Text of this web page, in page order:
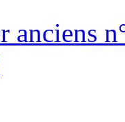
anciens